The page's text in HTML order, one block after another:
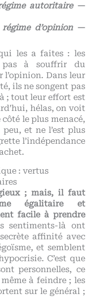
autoritaire—
régime d’opinion—
les a faites : les
pas à souffrir du
l’opinion. Dans leur
ils ne songent pas
; tout leur effort est
hélas, on voit
le plus menacé,
et ne l’est plus
l’indépendance
: vertus
; mais, il faut
égalitaire et
facile à prendre
sentiments-là ont
affinité avec
et semblent
C’est que
personnelles, ce
à feindre ; les
sur le général ;